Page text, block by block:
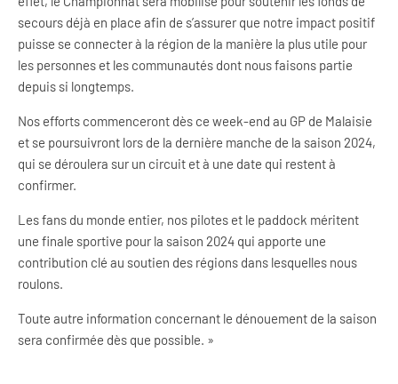
secours déjà en place afin de s’assurer que notre impact positif
puisse se connecter à la région de la manière la plus utile pour
les personnes et les communautés dont nous faisons partie
depuis si longtemps.
Nos efforts commenceront dès ce week-end au GP de Malaisie
et se poursuivront lors de la dernière manche de la saison 2024,
qui se déroulera sur un circuit et à une date qui restent à
confirmer.
Les fans du monde entier, nos pilotes et le paddock méritent
une finale sportive pour la saison 2024 qui apporte une
contribution clé au soutien des régions dans lesquelles nous
roulons.
Toute autre information concernant le dénouement de la saison
sera confirmée dès que possible. »